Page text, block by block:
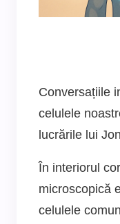
Conversațiile
celulele
lucrările lui
În interiorul
microscopică
celulele